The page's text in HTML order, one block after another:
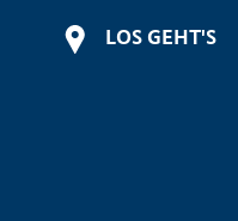
LOS GEHT'S